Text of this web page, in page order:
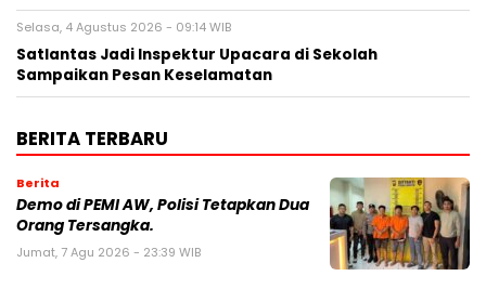
Selasa, 4 Agustus 2026 - 09:14 WIB
Satlantas Jadi Inspektur Upacara di Sekolah
Sampaikan Pesan Keselamatan
BERITA TERBARU
Berita
Demo di PEMI AW, Polisi Tetapkan Dua
Orang Tersangka.
Jumat, 7 Agu 2026 - 23:39 WIB